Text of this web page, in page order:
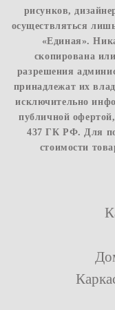
рисунков,
осуществляться
«Единая».
скопирована
разрешения
принадлежат их
исключительно
публичной
437 ГК РФ. Для
стоимости